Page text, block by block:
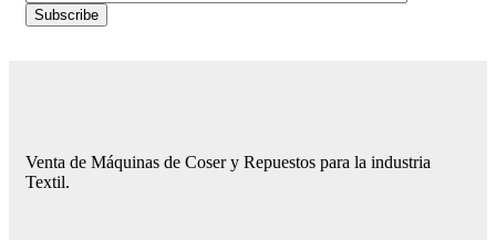
Venta de Máquinas de Coser y Repuestos para la industria
Textil.